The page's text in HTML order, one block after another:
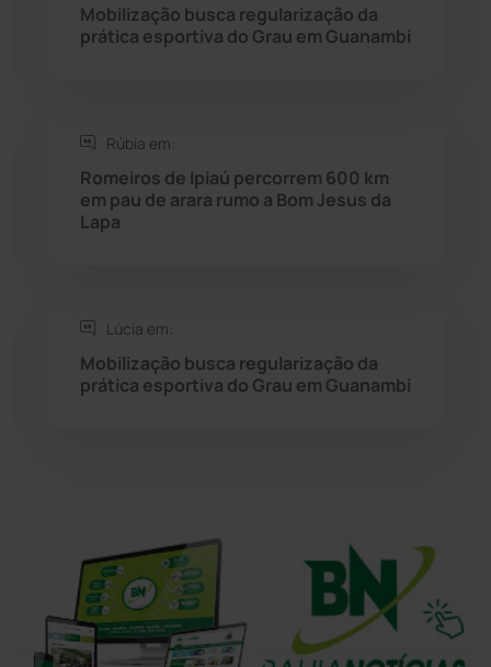
Seabra (50)
Sítio do Mato
Sudoeste Baiano
Mobilização busca regularização da
prática esportiva do Grau em Guanambi
Rúbia em:
Romeiros de Ipiaú percorrem 600 km
em pau de arara rumo a Bom Jesus da
Lapa
Lúcia em:
Mobilização busca regularização da
prática esportiva do Grau em Guanambi